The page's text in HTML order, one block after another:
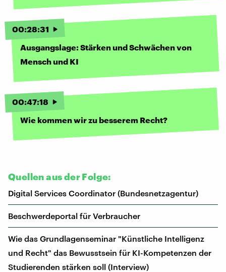
00:28:31
Ausgangslage: Stärken und Schwächen von
Mensch und KI
00:47:18
Wie kommen wir zu besserem Recht?
Quellen aus der Folge:
Digital Services Coordinator (Bundesnetzagentur)
Be­schwer­de­por­tal für Verbraucher
Wie das Grundlagenseminar "Künstliche Intelligenz
und Recht" das Bewusstsein für KI-Kompetenzen der
Studierenden stärken soll (Interview)